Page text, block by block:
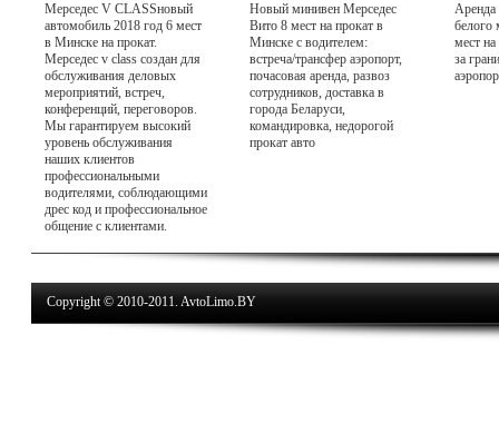
Мерседес V CLASSновый
автомобиль 2018 год 6 мест
в Минске на прокат.
Мерседес v class создан для
обслуживания деловых
мероприятий, встреч,
конференций, переговоров.
Мы гарантируем высокий
уровень обслуживания
наших клиентов
профессиональными
водителями, соблюдающими
дрес код и профессиональное
общение с клиентами.
Новый минивен Мерседес
Вито 8 мест на прокат в
Минске с водителем:
встреча/трансфер аэропорт,
почасовая аренда, развоз
сотрудников, доставка в
города Беларуси,
командировка, недорогой
прокат авто
Аренда
белого
мест на
за
Copyright © 2010-2011. AvtoLimo.BY